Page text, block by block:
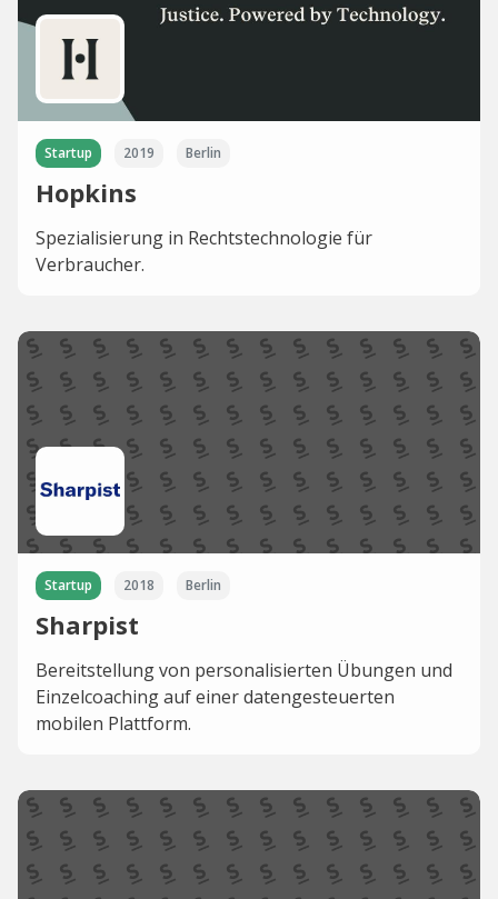
Startup 2019 Berlin
Hopkins
Spezialisierung in Rechtstechnologie für
Verbraucher.
Startup 2018 Berlin
Sharpist
Bereitstellung von personalisierten Übungen und
Einzelcoaching auf einer datengesteuerten
mobilen Plattform.